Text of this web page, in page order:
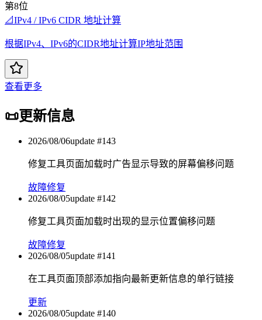
第8位
📐IPv4 / IPv6 CIDR 地址计算
根据IPv4、IPv6的CIDR地址计算IP地址范围
查看更多
📜更新信息
2026/08/06update #143
修复工具页面加载时广告显示导致的屏幕偏移问题
故障修复
2026/08/05update #142
修复工具页面加载时出现的显示位置偏移问题
故障修复
2026/08/05update #141
在工具页面顶部添加指向最新更新信息的单行链接
更新
2026/08/05update #140